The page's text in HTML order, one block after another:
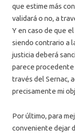
que estime más
validará o no, a
Y en caso de que
siendo contrario a
justicia deberá
parece procedente
través del Sernac,
precisamente mi
Por último, para
conveniente dejar